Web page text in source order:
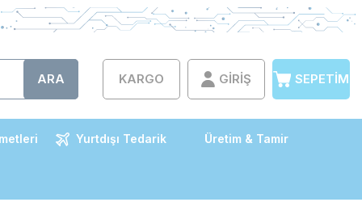
ARA KARGO GIRIŞ SEPETIM
Yurtdışı Tedarik Üretim & Tamir